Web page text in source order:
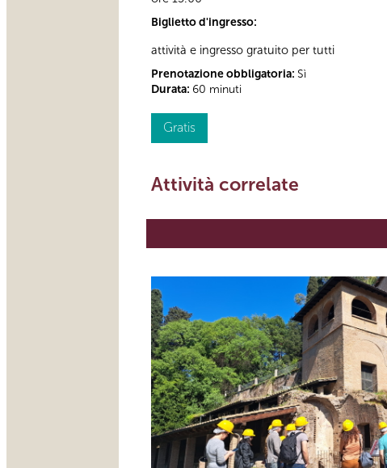
Biglietto d'ingresso:
attività e ingresso gratuito per tutti
Prenotazione obbligatoria: Sì
Durata: 60 minuti
Gratis
Attività correlate